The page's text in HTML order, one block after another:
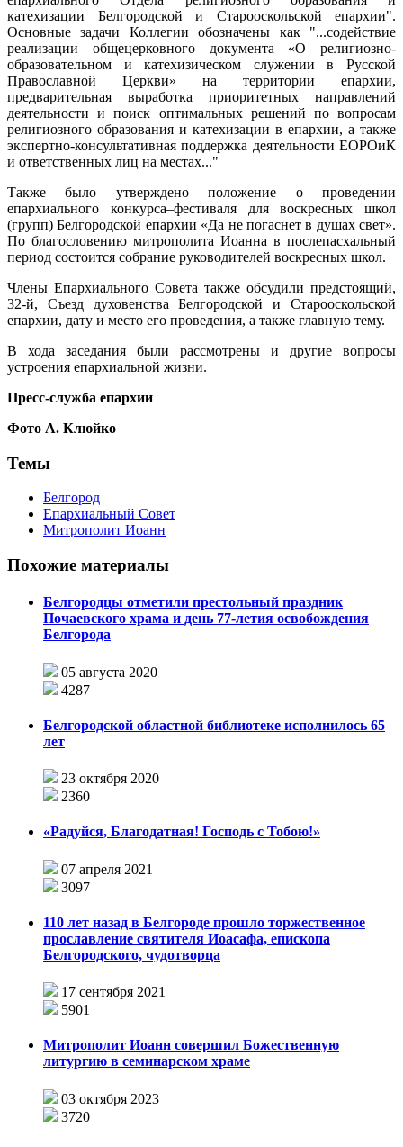
катехизации Белгородской и Старооскольской епархии".
Основные задачи Коллегии обозначены как "...содействие
реализации общецерковного документа «О религиозно-
образовательном и катехизическом служении в Русской
Православной Церкви» на территории епархии,
предварительная выработка приоритетных направлений
деятельности и поиск оптимальных решений по вопросам
религиозного образования и катехизации в епархии, а также
экспертно-консультативная поддержка деятельности ЕОРОиК
и ответственных лиц на местах..."
Также было утверждено положение о проведении
епархиального конкурса–фестиваля для воскресных школ
(групп) Белгородской епархии «Да не погаснет в душах свет».
По благословению митрополита Иоанна в послепасхальный
период состоится собрание руководителей воскресных школ.
Члены Епархиального Совета также обсудили предстоящий,
32-й, Съезд духовенства Белгородской и Старооскольской
епархии, дату и место его проведения, а также главную тему.
В хода заседания были рассмотрены и другие вопросы
устроения епархиальной жизни.
Пресс-служба епархии
Фото А. Клюйко
Темы
Белгород
Епархиальный Совет
Митрополит Иоанн
Похожие материалы
Белгородцы отметили престольный праздник
Почаевского храма и день 77-летия освобождения
Белгорода
05 августа 2020
4287
Белгородской областной библиотеке исполнилось 65
лет
23 октября 2020
2360
«Радуйся, Благодатная! Господь с Тобою!»
07 апреля 2021
3097
110 лет назад в Белгороде прошло торжественное
прославление святителя Иоасафа, епископа
Белгородского, чудотворца
17 сентября 2021
5901
Митрополит Иоанн совершил Божественную
литургию в семинарском храме
03 октября 2023
3720